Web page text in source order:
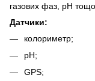
газових фаз, рН тощо.
Датчики:
колориметр;
рН;
GPS;